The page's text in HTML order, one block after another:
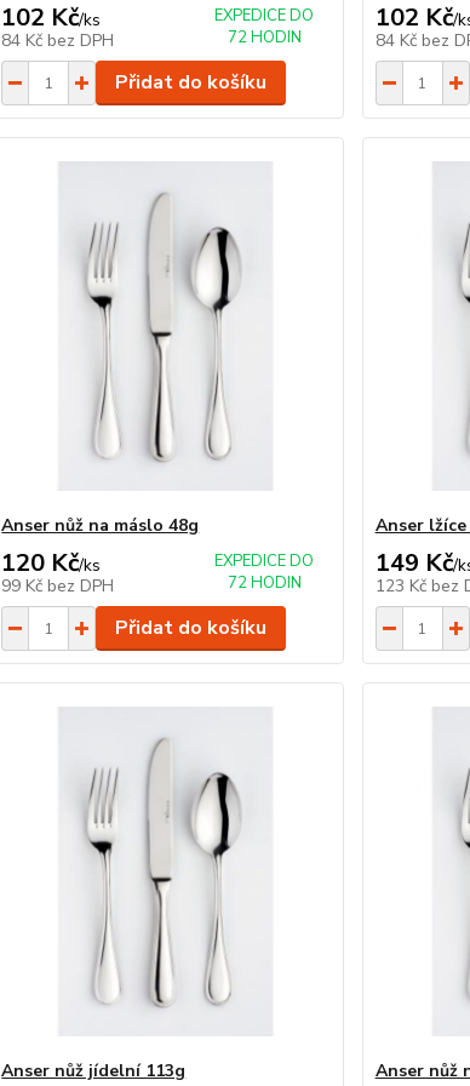
102 Kč/ks
84 Kč bez DPH
EXPEDICE DO
72 HODIN
Přidat do košíku
102 Kč/
84 Kč bez
Anser nůž na máslo 48g
120 Kč/ks
99 Kč bez DPH
EXPEDICE DO
72 HODIN
Přidat do košíku
Anser
149 Kč/
123 Kč bez
Anser nůž jídelní 113g Anser nůž